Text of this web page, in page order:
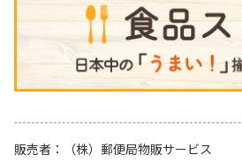
販売者
（株）郵便局物販サービス